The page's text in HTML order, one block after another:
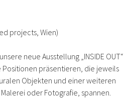
projects, Wien)
neue Ausstellung „INSIDE OUT“
präsentieren, die jeweils
Objekten und einer weiteren
oder Fotografie, spannen.